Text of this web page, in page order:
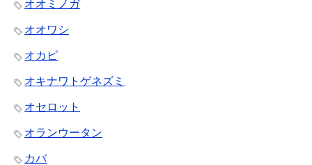
オオミノガ
オオワシ
オカピ
オキナワトゲネズミ
オセロット
オランウータン
カバ